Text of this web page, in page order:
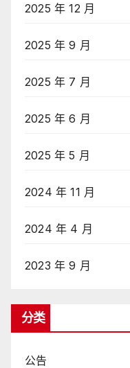
2025 年 12 月
2025 年 9 月
2025 年 7 月
2025 年 6 月
2025 年 5 月
2024 年 11 月
2024 年 4 月
2023 年 9 月
分类
公告